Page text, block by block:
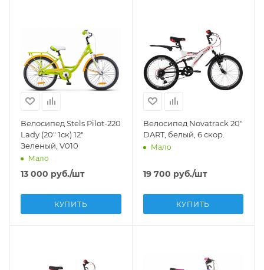
Велосипед Stels Pilot-220
Lady (20" 1ск) 12"
Зеленый, V010
Мало
13 000 руб./шт
КУПИТЬ
Велосипед Novatrack 20"
DART, белый, 6 скор.
Мало
19 700 руб./шт
КУПИТЬ